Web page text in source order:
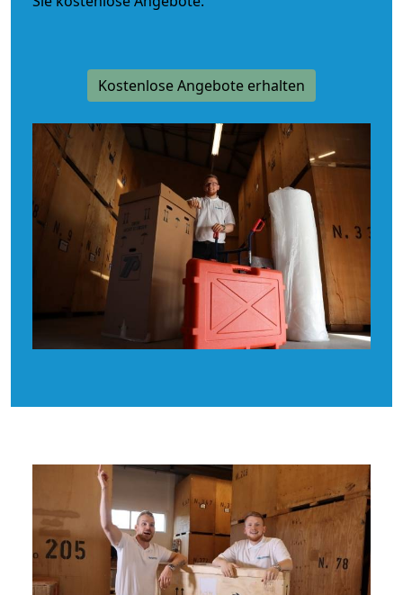
Kostenlose Angebote erhalten